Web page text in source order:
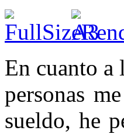
En cuanto a
personas
sueldo, he